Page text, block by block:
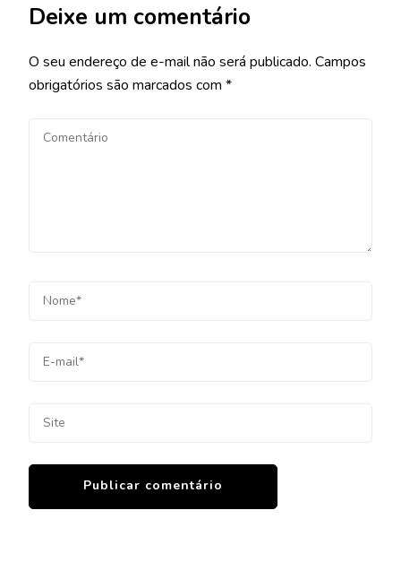
Deixe um comentário
O seu endereço de e-mail não será publicado. Campos
obrigatórios são marcados com *